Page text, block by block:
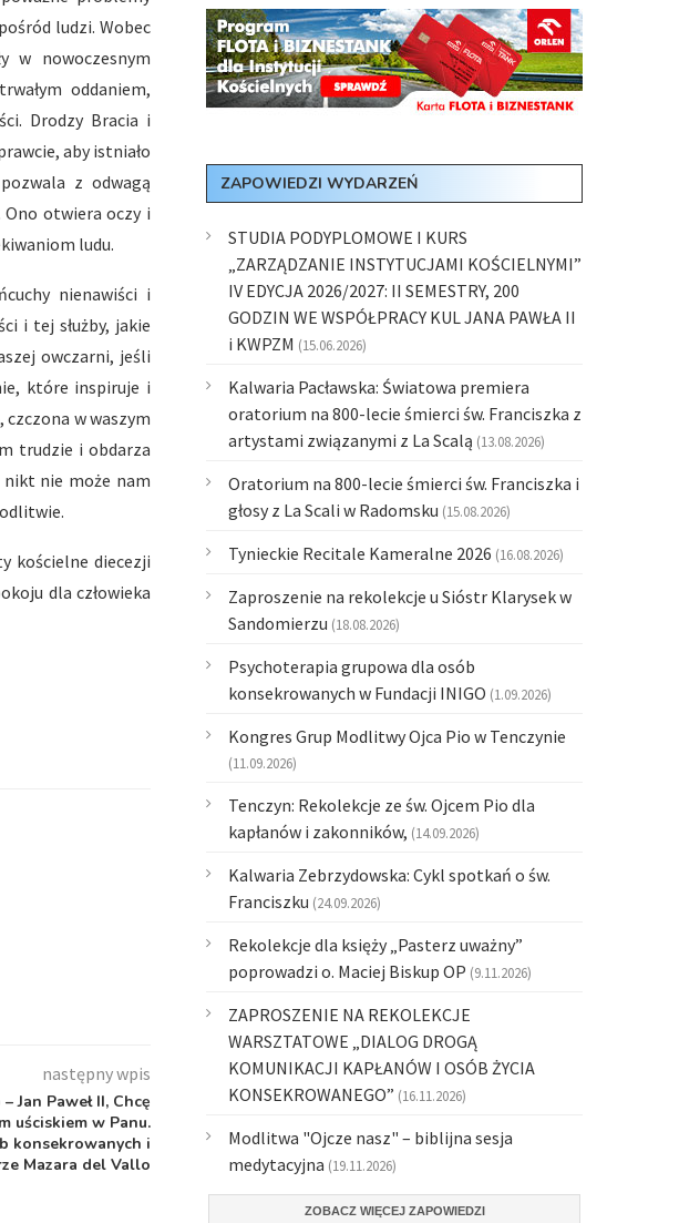
ludzi. Wobec
w nowoczesnym
oddaniem,
Drodzy Bracia i
aby istniało
z odwagą
Ono otwiera oczy i
ludu.
nienawiści i
i tej służby, jakie
owczarni, jeśli
które inspiruje i
czczona w waszym
trudzie i obdarza
nikt nie może nam
kościelne diecezji
dla człowieka
następny wpis
Jan Paweł II, Chcę
uściskiem w Panu.
konsekrowanych i
Mazara del Vallo
ZAPOWIEDZI WYDARZEŃ
STUDIA PODYPLOMOWE I KURS
„ZARZĄDZANIE INSTYTUCJAMI KOŚCIELNYMI”
IV EDYCJA 2026/2027: II SEMESTRY, 200
GODZIN WE WSPÓŁPRACY KUL JANA PAWŁA II
i KWPZM (15.06.2026)
Kalwaria Pacławska: Światowa premiera
oratorium na 800-lecie śmierci św. Franciszka z
artystami związanymi z La Scalą (13.08.2026)
Oratorium na 800-lecie śmierci św. Franciszka i
głosy z La Scali w Radomsku (15.08.2026)
Tynieckie Recitale Kameralne 2026 (16.08.2026)
Zaproszenie na rekolekcje u Sióstr Klarysek w
Sandomierzu (18.08.2026)
Psychoterapia grupowa dla osób
konsekrowanych w Fundacji INIGO (1.09.2026)
Kongres Grup Modlitwy Ojca Pio w Tenczynie
(11.09.2026)
Tenczyn: Rekolekcje ze św. Ojcem Pio dla
kapłanów i zakonników, (14.09.2026)
Kalwaria Zebrzydowska: Cykl spotkań o św.
Franciszku (24.09.2026)
Rekolekcje dla księży „Pasterz uważny”
poprowadzi o. Maciej Biskup OP (9.11.2026)
ZAPROSZENIE NA REKOLEKCJE
WARSZTATOWE „DIALOG DROGĄ
KOMUNIKACJI KAPŁANÓW I OSÓB ŻYCIA
KONSEKROWANEGO” (16.11.2026)
Modlitwa "Ojcze nasz" – biblijna sesja
medytacyjna (19.11.2026)
ZOBACZ WIĘCEJ ZAPOWIEDZI